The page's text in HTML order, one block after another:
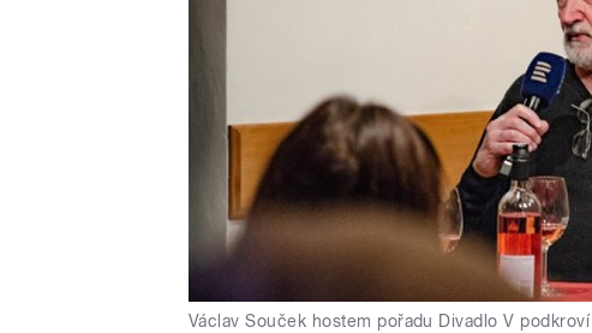
Václav Souček hostem pořadu Divadlo V podkroví